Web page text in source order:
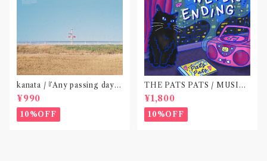
kanata / 『Any passing day -
EP』(CD作品)〝東京〟
¥990
10%OFF
THE PATS PATS / MUSIC
NEVER ENDING(CD作品)
¥1,800
10%OFF